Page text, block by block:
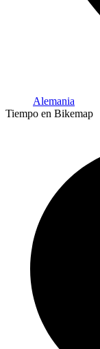
Alemania
Tiempo en Bikemap